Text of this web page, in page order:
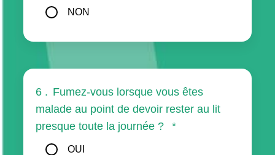
NON
6 . Fumez-vous lorsque vous êtes
malade au point de devoir rester au lit
presque toute la journée ?
*
OUI